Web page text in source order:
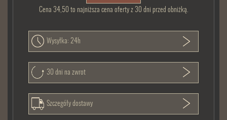
Cena 34,50 to najniższa cena oferty z 30 dni przed obniżką.
Wysyłka: 24h
30 dni na zwrot
Szczegóły dostawy